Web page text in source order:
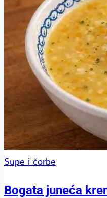
Supe i čorbe
Bogata juneća